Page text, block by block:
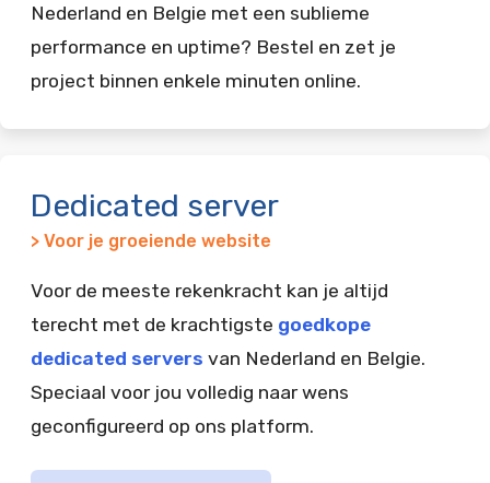
Nederland en Belgie met een sublieme
performance en uptime? Bestel en zet je
project binnen enkele minuten online.
Dedicated server
> Voor je groeiende website
Voor de meeste rekenkracht kan je altijd
terecht met de krachtigste goedkope
dedicated servers van Nederland en Belgie.
Speciaal voor jou volledig naar wens
geconfigureerd op ons platform.